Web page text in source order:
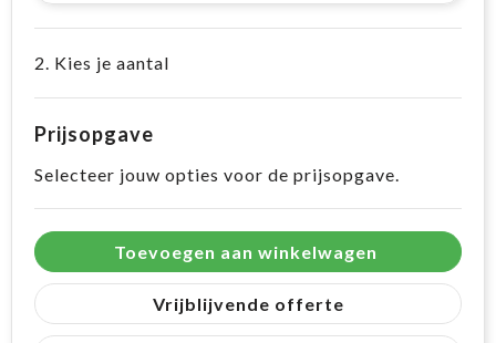
2. Kies je aantal
Prijsopgave
Selecteer jouw opties voor de prijsopgave.
Toevoegen aan winkelwagen
Vrijblijvende offerte